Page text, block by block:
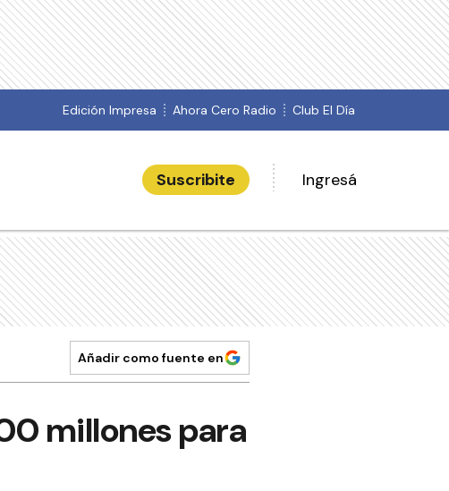
Edición Impresa Ahora Cero Radio Club El Día
Suscribite Ingresá
Añadir como fuente en
millones para